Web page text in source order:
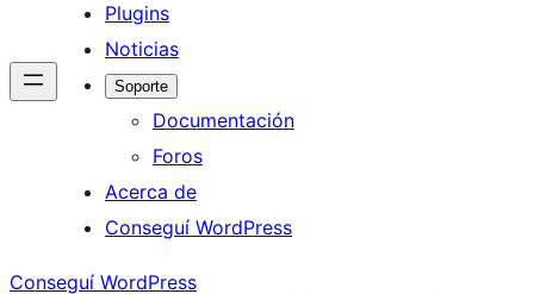
Plugins
Noticias
Soporte
Documentación
Foros
Acerca de
Conseguí WordPress
Conseguí WordPress